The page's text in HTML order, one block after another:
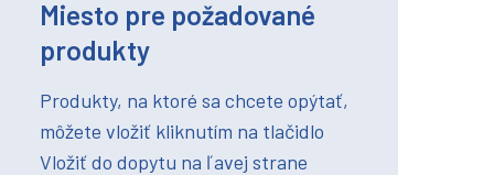
Miesto pre požadované
produkty
Produkty, na ktoré sa chcete opýtať,
môžete vložiť kliknutím na tlačidlo
Vložiť do dopytu na ľavej strane